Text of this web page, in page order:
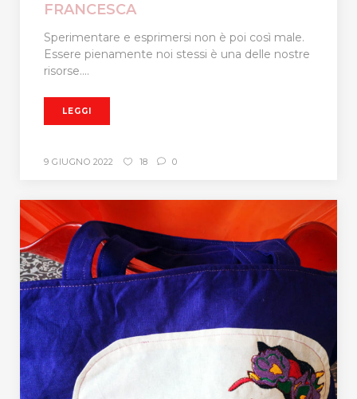
FRANCESCA
Sperimentare e esprimersi non è poi così male.
Essere pienamente noi stessi è una delle nostre
risorse....
LEGGI
9 GIUGNO 2022 18 0